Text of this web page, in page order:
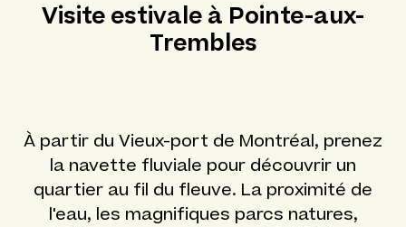
Visite estivale à Pointe-aux-
Trembles
À partir du Vieux-port de Montréal, prenez
la navette fluviale pour découvrir un
quartier au fil du fleuve. La proximité de
l'eau, les magnifiques parcs natures,